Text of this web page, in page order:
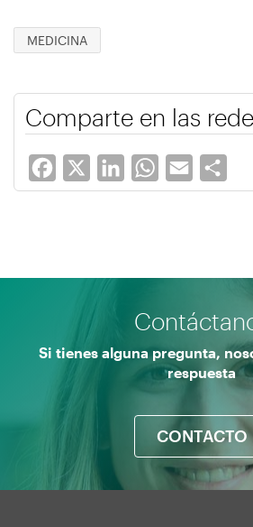
MEDICINA
Comparte en las
Facebook LinkedInWhatsApp
Email
Si tienes alguna pregunta,
respuesta
CONTACTO